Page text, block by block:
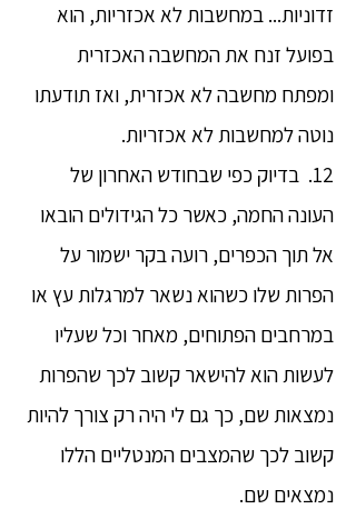
זדוניות... במחשבות לא אכזריות, הוא
בפועל זנח את המחשבה האכזרית
ומפתח מחשבה לא אכזרית, ואז תודעתו
נוטה למחשבות לא אכזריות.
12. בדיוק כפי שבחודש האחרון של
העונה החמה, כאשר כל הגידולים הובאו
אל תוך הכפרים, רועה בקר ישמור על
הפרות שלו כשהוא נשאר למרגלות עץ או
במרחבים הפתוחים, מאחר וכל שעליו
לעשות הוא להישאר קשוב לכך שהפרות
נמצאות שם, כך גם לי היה רק צורך להיות
קשוב לכך שהמצבים המנטליים הללו
נמצאים שם.